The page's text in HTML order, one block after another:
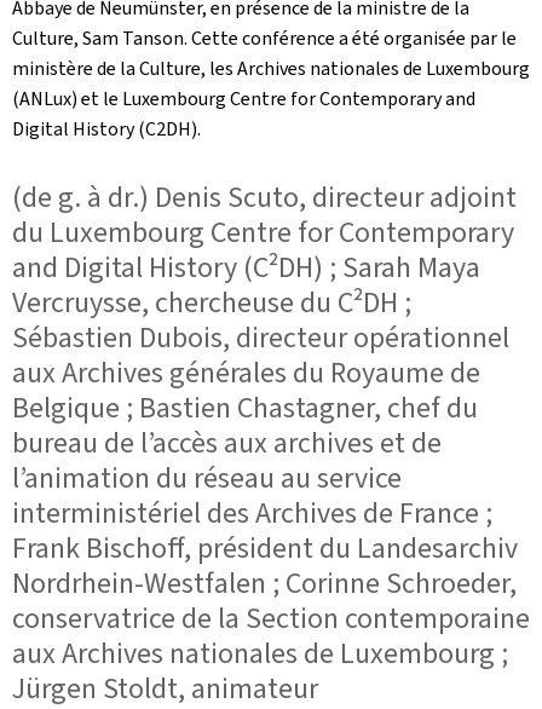
Abbaye de Neumünster, en présence de la ministre de la
Culture, Sam Tanson. Cette conférence a été organisée par le
ministère de la Culture, les Archives nationales de Luxembourg
(ANLux) et le Luxembourg Centre for Contemporary and
Digital History (C2DH).
(de g. à dr.) Denis Scuto, directeur adjoint
du Luxembourg Centre for Contemporary
and Digital History (C²DH) ; Sarah Maya
Vercruysse, chercheuse du C²DH ;
Sébastien Dubois, directeur opérationnel
aux Archives générales du Royaume de
Belgique ; Bastien Chastagner, chef du
bureau de l’accès aux archives et de
l’animation du réseau au service
interministériel des Archives de France ;
Frank Bischoff, président du Landesarchiv
Nordrhein-Westfalen ; Corinne Schroeder,
conservatrice de la Section contemporaine
aux Archives nationales de Luxembourg ;
Jürgen Stoldt, animateur